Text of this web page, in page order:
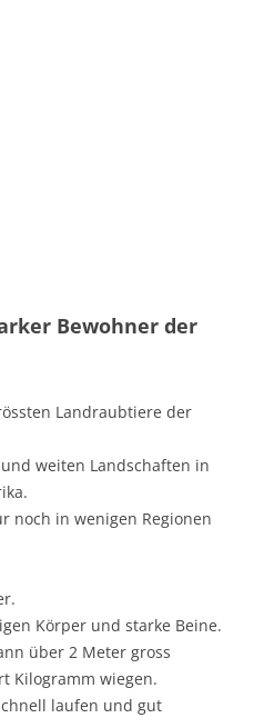
Bewohner der
Landraubtiere der
weiten Landschaften in
noch in wenigen Regionen
Körper und starke Beine.
über 2 Meter gross
Kilogramm wiegen.
laufen und gut